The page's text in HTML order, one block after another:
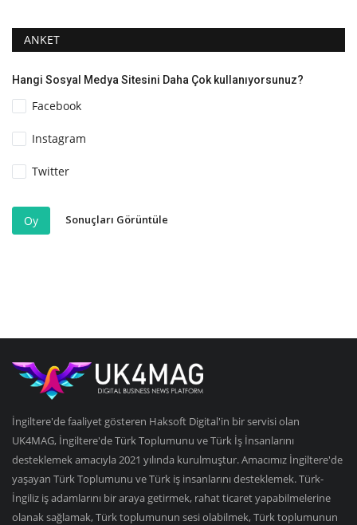
ANKET
Hangi Sosyal Medya Sitesini Daha Çok kullanıyorsunuz?
Facebook
Instagram
Twitter
Oy Sonuçları Görüntüle
İngiltere'de faaliyet gösteren Haksoft Digital'in bir servisi olan
UK4MAG, İngiltere'de Türk Toplumunu ve Türk İş İnsanlarını
desteklemek amacıyla 2021 yılında kurulmuştur. Amacımız İngiltere'de
yaşayan Türk Toplumunu ve Türk iş insanlarını desteklemek. Türk-
İngiliz iş adamlarını bir araya getirmek, rahat ticaret yapabilmelerine
olanak sağlamak, Türk toplumunun sesi olabilmek, Türk toplumunun